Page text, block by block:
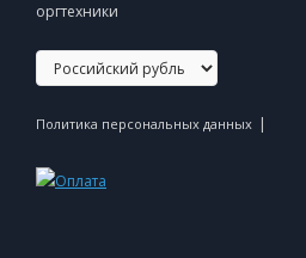
оргтехники
Политика персональных данных |